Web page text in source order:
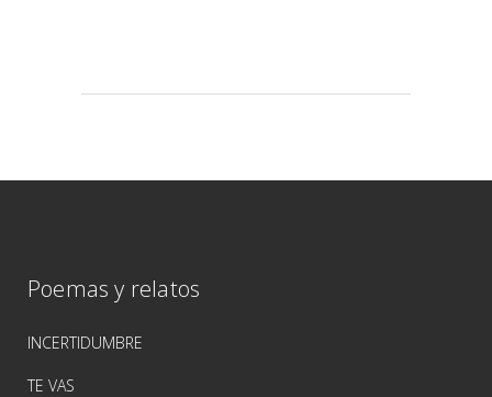
Poemas y relatos
INCERTIDUMBRE
TE VAS